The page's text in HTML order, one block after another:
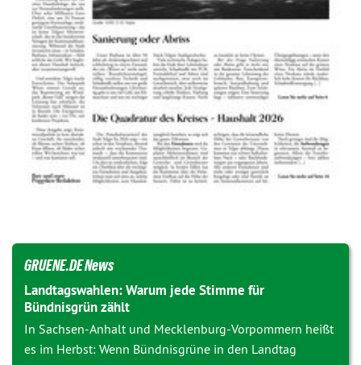
GRUENE.DE News
Landtagswahlen: Warum jede Stimme für
Bündnisgrün zählt
In Sachsen-Anhalt und Mecklenburg-Vorpommern heißt
es im Herbst: Wenn Bündnisgrüne in den Landtag